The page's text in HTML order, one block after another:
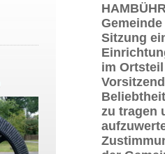
Sitzung
im
zu tragen